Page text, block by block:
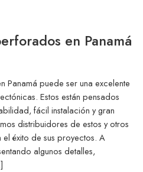
en Panamá
puede ser una excelente
Estos están pensados
fácil instalación y gran
distribuidores de estos y otros
el éxito de sus proyectos. A
algunos detalles,